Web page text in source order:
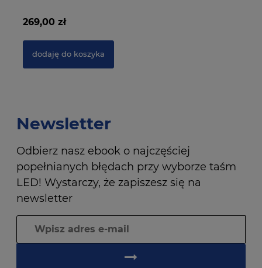
269,00 zł
dodaję do koszyka
Newsletter
Odbierz nasz ebook o najczęściej
popełnianych błędach przy wyborze taśm
LED! Wystarczy, że zapiszesz się na
newsletter